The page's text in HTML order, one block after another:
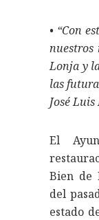
• “Con
nuestros
Lonja y
las
José
El
Bien de
del
estado